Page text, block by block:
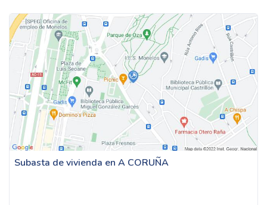
Subasta de vivienda en A CORUÑA